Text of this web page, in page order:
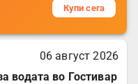
Купи сега
06 август 2026
водата во Гостивар